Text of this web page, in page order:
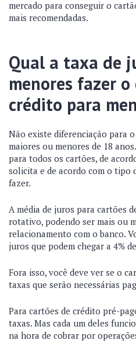
mercado para conseguir o
mais recomendadas.
Qual a taxa de
menores fazer
crédito para
Não existe diferenciação para
maiores ou menores de 18
para todos os cartões, de
solicita e de acordo com o tipo
fazer.
A média de juros para cartões
rotativo, podendo ser mais ou
relacionamento com o banco.
juros que podem chegar a 4%
Fora isso, você deve ver se o
taxas que serão necessárias
Para cartões de crédito pré-
taxas. Mas cada um deles
na hora de cobrar por